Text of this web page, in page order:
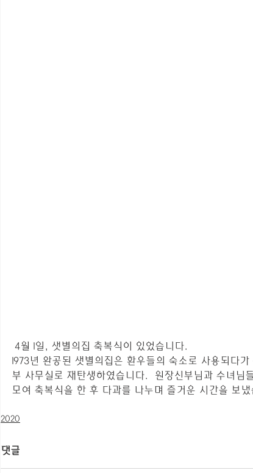
4월 1일, 샛별의집 축복식이 있었습니다.
1973년 완공된 샛별의집은 환우들의 숙소로 사용되다
부 사무실로 재탄생하였습니다.  원장신부님과 수녀님
모여 축복식을 한 후 다과를 나누며 즐거운 시간을 보냈
2020
댓글